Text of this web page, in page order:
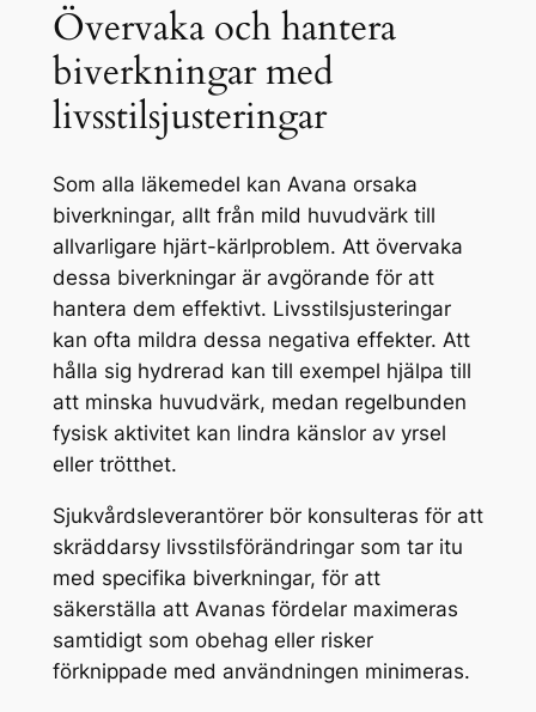
Övervaka och hantera
biverkningar med
livsstilsjusteringar
Som alla läkemedel kan Avana orsaka
biverkningar, allt från mild huvudvärk till
allvarligare hjärt-kärlproblem. Att övervaka
dessa biverkningar är avgörande för att
hantera dem effektivt. Livsstilsjusteringar
kan ofta mildra dessa negativa effekter. Att
hålla sig hydrerad kan till exempel hjälpa till
att minska huvudvärk, medan regelbunden
fysisk aktivitet kan lindra känslor av yrsel
eller trötthet.
Sjukvårdsleverantörer bör konsulteras för att
skräddarsy livsstilsförändringar som tar itu
med specifika biverkningar, för att
säkerställa att Avanas fördelar maximeras
samtidigt som obehag eller risker
förknippade med användningen minimeras.